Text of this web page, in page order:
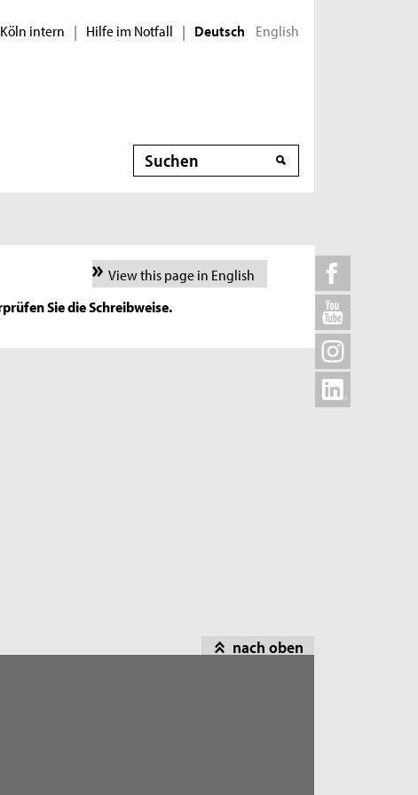
intern | Hilfe im Notfall | Deutsch English
Suche
View this page in English
Sie die Schreibweise.
nach oben